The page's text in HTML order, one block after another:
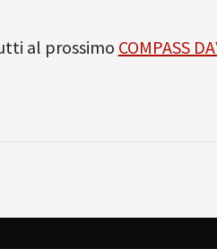
al prossimo COMPASS